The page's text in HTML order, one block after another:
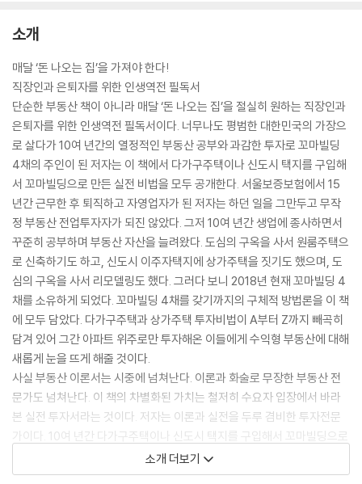
소개
매달 ‘돈 나오는 집’을 가져야 한다!
직장인과 은퇴자를 위한 인생역전 필독서
단순한 부동산 책이 아니라 매달 ‘돈 나오는 집’을 절실히 원하는 직장인과
은퇴자를 위한 인생역전 필독서이다. 너무나도 평범한 대한민국의 가장으
로 살다가 10여 년간의 열정적인 부동산 공부와 과감한 투자로 꼬마빌딩
4채의 주인이 된 저자는 이 책에서 다가구주택이나 신도시 택지를 구입해
서 꼬마빌딩으로 만든 실전 비법을 모두 공개한다. 서울보증보험에서 15
년간 근무한 후 퇴직하고 자영업자가 된 저자는 하던 일을 그만두고 무작
정 부동산 전업투자자가 되진 않았다. 그저 10여 년간 생업에 종사하면서
꾸준히 공부하며 부동산 자산을 늘려왔다. 도심의 구옥을 사서 원룸주택으
로 신축하기도 하고, 신도시 이주자택지에 상가주택을 짓기도 했으며, 도
심의 구옥을 사서 리모델링도 했다. 그러다 보니 2018년 현재 꼬마빌딩 4
채를 소유하게 되었다. 꼬마빌딩 4채를 갖기까지의 구체적 방법론을 이 책
에 모두 담았다. 다가구주택과 상가주택 투자비법이 A부터 Z까지 빼곡히
담겨 있어 그간 아파트 위주로만 투자해온 이들에게 수익형 부동산에 대해
새롭게 눈을 뜨게 해줄 것이다.
사실 부동산 이론서는 시중에 넘쳐난다. 이론과 화술로 무장한 부동산 전
문가도 넘쳐난다. 이 책의 차별화된 가치는 철저히 수요자 입장에서 바라
본 실전 투자서라는 것이다. 저자는 이론과 실전을 두루 겸비한 투자전문
가이다. 10여 년간 다가구주택이나 신도시 택지를 구입해서 꼬마빌딩으로
만드는 그만의 노하우는 책과 간접경험으로만 공부한 부동산 전문가들은
도저히 접근할 수 없고 알 수 없는 것들이다. 또한 저자는 문재인정부의 부
소개 더보기